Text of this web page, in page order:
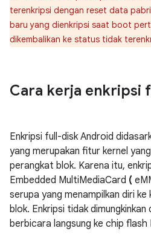
terenkripsi dengan reset data
baru yang dienkripsi saat boot
dikembalikan ke status tidak
Cara kerja enkripsi
Enkripsi full-disk Android
yang merupakan fitur kernel
perangkat blok. Karena itu,
Embedded MultiMediaCard (
serupa yang menampilkan diri
blok. Enkripsi tidak dimungkinkan
berbicara langsung ke chip flash